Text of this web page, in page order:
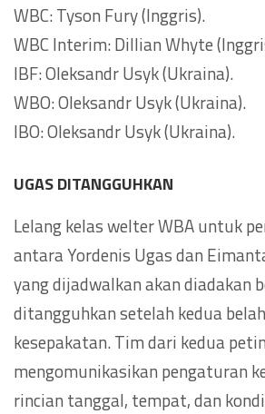
WBC: Tyson Fury (Inggris).
WBC Interim: Dillian Whyte
IBF: Oleksandr Usyk (Ukraina).
WBO: Oleksandr Usyk (Ukraina).
IBO: Oleksandr Usyk (Ukraina).
UGAS DITANGGUHKAN
Lelang kelas welter WBA untuk
antara Yordenis Ugas dan
yang dijadwalkan akan diadakan
ditangguhkan setelah kedua
kesepakatan. Tim dari kedua
mengomunikasikan pengaturan
rincian tanggal, tempat, dan